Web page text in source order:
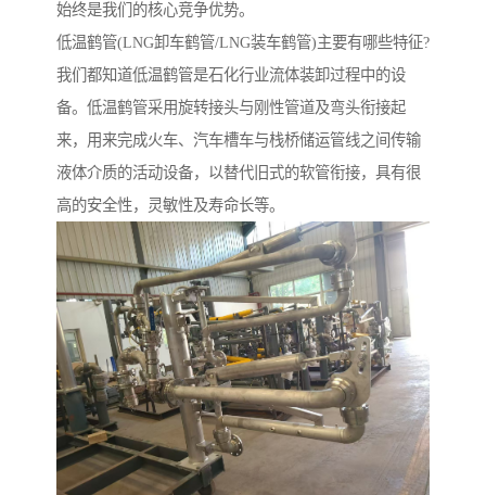
始终是我们的核心竞争优势。
低温鹤管(LNG卸车鹤管/LNG装车鹤管)主要有哪些特征?
我们都知道低温鹤管是石化行业流体装卸过程中的设
备。低温鹤管采用旋转接头与刚性管道及弯头衔接起
来，用来完成火车、汽车槽车与栈桥储运管线之间传输
液体介质的活动设备，以替代旧式的软管衔接，具有很
高的安全性，灵敏性及寿命长等。